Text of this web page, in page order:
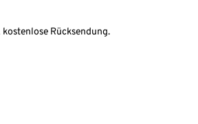
Rücksendung.